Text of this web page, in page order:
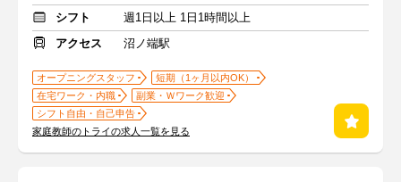
シフト
週1日以上 1日1時間以上
アクセス
沼ノ端駅
オープニングスタッフ
短期（1ヶ月以内OK）
在宅ワーク・内職
副業・Ｗワーク歓迎
シフト自由・自己申告
家庭教師のトライの求人一覧を見る